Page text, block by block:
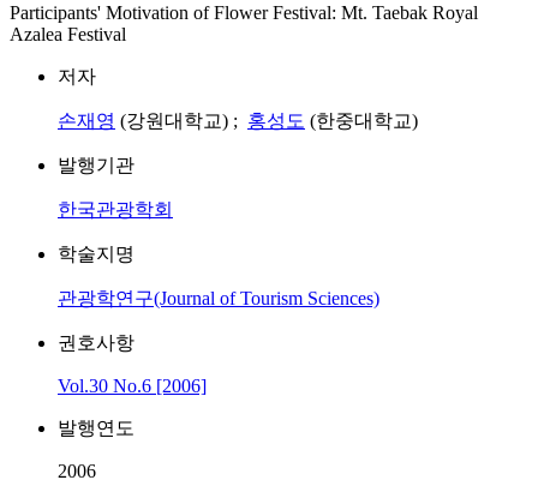
Participants' Motivation of Flower Festival: Mt. Taebak Royal
Azalea Festival
저자
손재영 (강원대학교) ; 홍성도 (한중대학교)
발행기관
한국관광학회
학술지명
관광학연구(Journal of Tourism Sciences)
권호사항
Vol.30 No.6 [2006]
발행연도
2006